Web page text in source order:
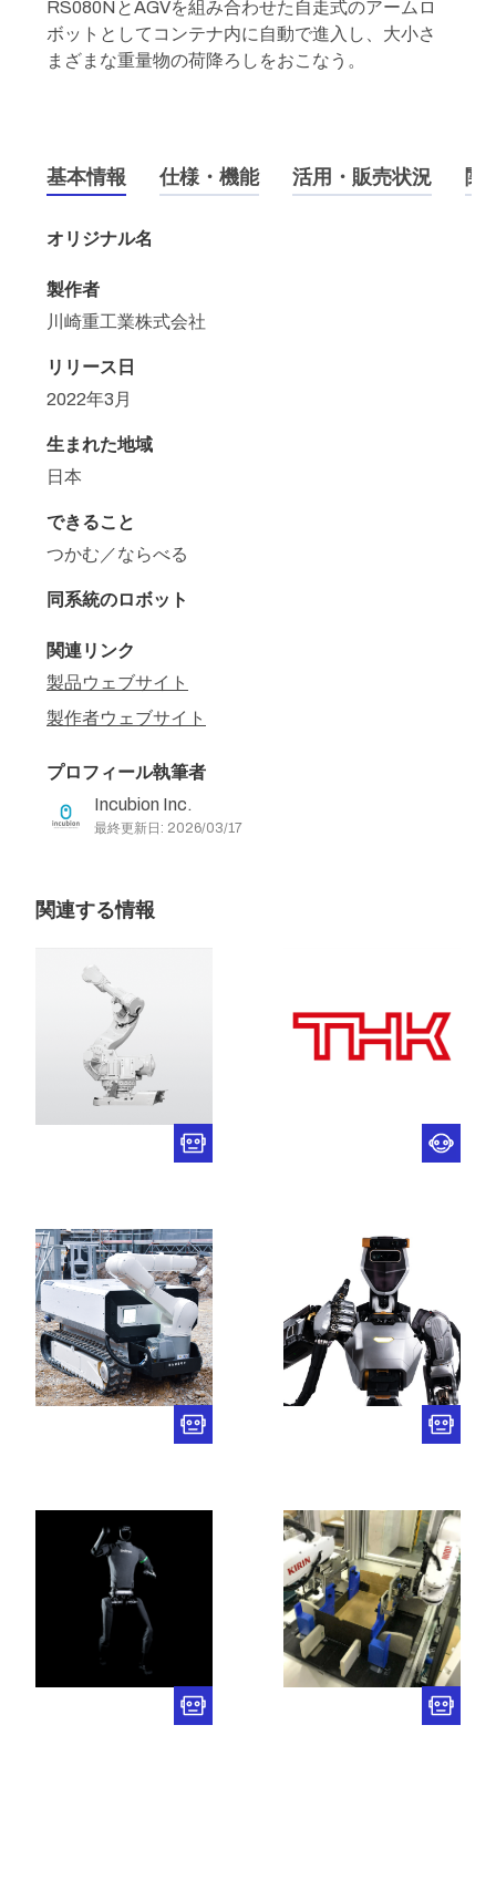
RS080NとAGVを組み合わせた自走式のアームロ
ボットとしてコンテナ内に自動で進入し、大小さ
まざまな重量物の荷降ろしをおこなう。
基本情報 仕様・機能 活用・販売状況 関
オリジナル名
製作者
川崎重工業株式会社
リリース日
2022年3月
生まれた地域
日本
できること
つかむ／ならべる
同系統のロボット
関連リンク
製品ウェブサイト
製作者ウェブサイト
プロフィール執筆者
Incubion Inc.
最終更新日: 2026/03/17
関連する情報